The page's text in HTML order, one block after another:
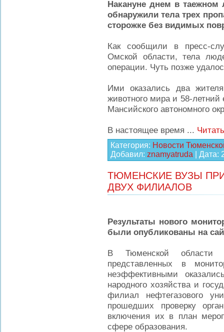
Накануне днем в таежном
обнаружили тела трех
сторожке без видимых
Как сообщили в пресс-
Омской области, тела
операции. Чуть позже
Ими оказались два
животного мира и 58-летний
Мансийского автономного
В настоящее время ...
Категория: Новости
Добавил: znamyatruda | Дата:
ТЮМЕНСКИЕ ВУЗЫ
ДВУХ ФИЛИАЛОВ
Результаты нового
были опубликованы на
В Тюменской области
представленных в
неэффективными
народного хозяйства и
филиал нефтегазового
прошедших проверку
включения их в план
сфере образования.